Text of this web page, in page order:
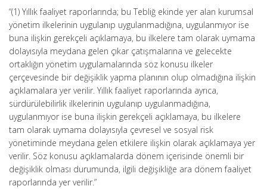
“(1) Yıllık faaliyet raporlarında; bu Tebliğ ekinde yer alan kurumsal
yönetim ilkelerinin uygulanıp uygulanmadığına, uygulanmıyor ise
buna ilişkin gerekçeli açıklamaya, bu ilkelere tam olarak uymama
dolayısıyla meydana gelen çıkar çatışmalarına ve gelecekte
ortaklığın yönetim uygulamalarında söz konusu ilkeler
çerçevesinde bir değişiklik yapma planının olup olmadığına ilişkin
açıklamalara yer verilir. Yıllık faaliyet raporlarında ayrıca,
sürdürülebilirlik ilkelerinin uygulanıp uygulanmadığına,
uygulanmıyor ise buna ilişkin gerekçeli açıklamaya, bu ilkelere
tam olarak uymama dolayısıyla çevresel ve sosyal risk
yönetiminde meydana gelen etkilere ilişkin olarak açıklamaya yer
verilir. Söz konusu açıklamalarda dönem içerisinde önemli bir
değişiklik olması durumunda, ilgili değişikliğe ara dönem faaliyet
raporlarında yer verilir.”